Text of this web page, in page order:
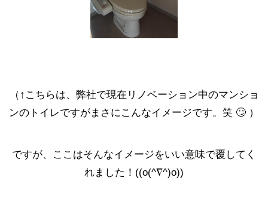
（↑こちらは、弊社で現在リノベーション中のマンショ
ンのトイレですがまさにこんなイメージです。笑 🙄 ）
ですが、ここはそんなイメージをいい意味で覆してく
れました！((o(^∇^)o))